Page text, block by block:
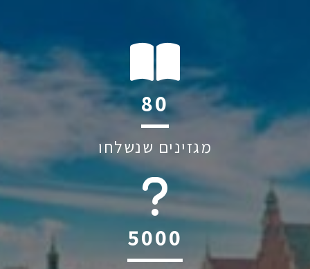
105
מגזינים שנשלחו
6045